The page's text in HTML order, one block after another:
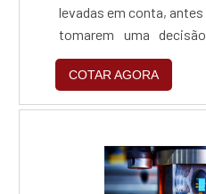
levadas em conta,
tomarem uma
saber escolher pelo
produtos de maior
benefícios.Os
o local para ter
assim, o lugar que....
COTAR AGORA